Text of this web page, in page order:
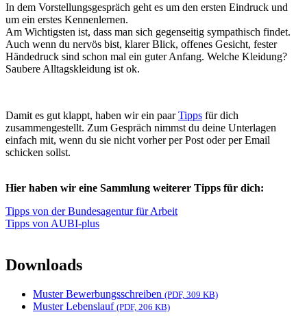
In dem Vorstellungsgespräch geht es um den ersten Eindruck und
um ein erstes Kennenlernen.
Am Wichtigsten ist, dass man sich gegenseitig sympathisch findet.
Auch wenn du nervös bist, klarer Blick, offenes Gesicht, fester
Händedruck sind schon mal ein guter Anfang. Welche Kleidung?
Saubere Alltagskleidung ist ok.
Damit es gut klappt, haben wir ein paarTipps für dich
zusammengestellt. Zum Gespräch nimmst du deine Unterlagen
einfach mit, wenn du sie nicht vorher per Post oder per Email
schicken sollst.
Hier haben wir eine Sammlung weiterer Tipps für dich:
Tipps von der Bundesagentur für Arbeit
Tipps von AUBI-plus
Downloads
Muster Bewerbungsschreiben (PDF, 309 KB)
Muster Lebenslauf (PDF, 206 KB)